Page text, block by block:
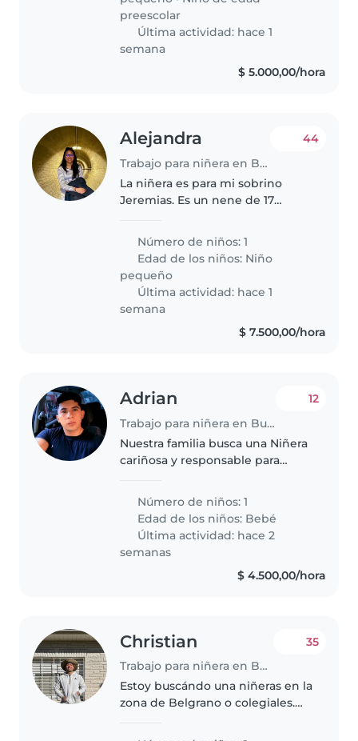
preescolar
Última actividad: hace 1
semana
$ 5.000,00/hora
Alejandra
Trabajo para niñera en Buenos Aires
44
La niñera es para mi sobrino
Jeremias. Es un nene de 17
jugar y es muy curioso. Recién
aprendió a caminar Necesito a
alguien del 27/7 al 31/8 de 12pm
a..
Número de niños: 1
Edad de los niños: Niño
pequeño
Última actividad: hace 1
semana
$ 7.500,00/hora
Adrian
Trabajo para niñera en Buenos Aires
12
Nuestra familia busca una Niñera
cariñosa y responsable para
con mascotas y que pueda
cocinar. ¡Contáctame para
coordinar..
Número de niños: 1
Edad de los niños: Bebé
Última actividad: hace 2
semanas
$ 4.500,00/hora
Christian
Trabajo para niñera en Buenos Aires
35
Estoy buscándo una niñeras en la
zona de Belgrano o colegiales.
que la nena siga aprendiendo